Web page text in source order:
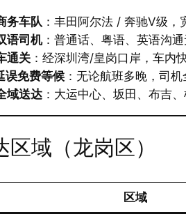
务车队 ：丰田阿尔法 / 奔驰V级
语司机：普通话、粤语、英语沟
通关 ：经深圳湾/皇岗口岸，车内
误免费等候 ：无论航班多晚，司
域送达 ：大运中心、坂田、布吉
域（龙岗区）
区域